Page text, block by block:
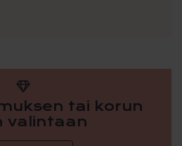
tai korun
valintaan